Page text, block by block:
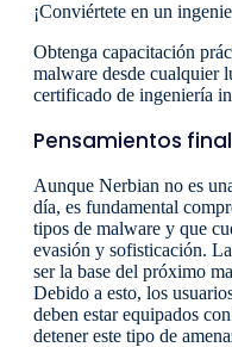
¡Conviértete en un
Obtenga capacitación
malware desde cualquier
certificado de ingeniería
Pensamientos
Aunque Nerbian no es
día, es fundamental
tipos de malware y que
evasión y sofisticación.
ser la base del próximo
Debido a esto, los
deben estar equipados
detener este tipo de